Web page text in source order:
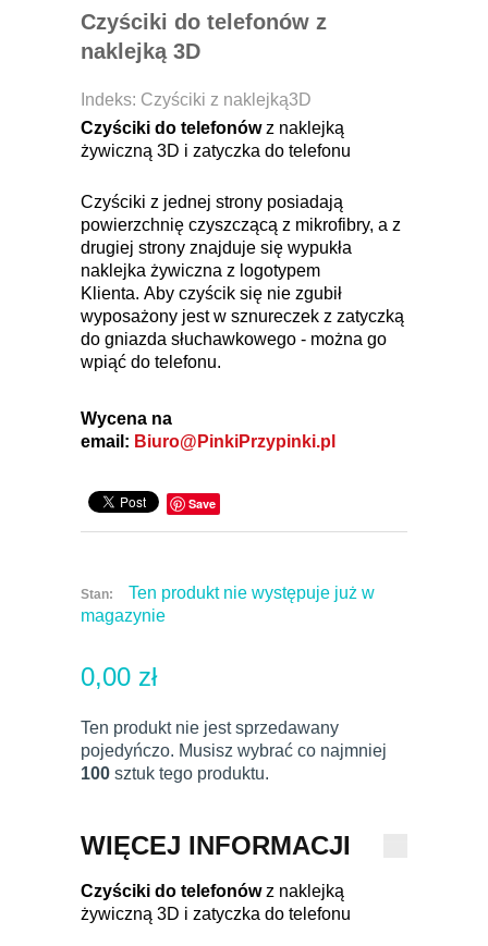
Czyściki do telefonów z
naklejką 3D
Indeks: Czyściki z naklejką3D
Czyściki do telefonówz naklejką
żywiczną 3D i zatyczka do telefonu
Czyściki z jednej strony posiadają
powierzchnię czyszczącą z mikrofibry, a z
drugiej strony znajduje się wypukła
naklejka żywiczna z logotypem
Klienta. Aby czyścik się nie zgubił
wyposażony jest w sznureczek z zatyczką
do gniazda słuchawkowego - można go
wpiąć do telefonu.
Wycena na
email: Biuro@PinkiPrzypinki.pl
Save
Stan:
Ten produkt nie występuje już w
magazynie
0,00 zł
Ten produkt nie jest sprzedawany
pojedyńczo. Musisz wybrać co najmniej
100 sztuk tego produktu.
WIĘCEJ INFORMACJI
Czyściki do telefonówz naklejką
żywiczną 3D i zatyczka do telefonu